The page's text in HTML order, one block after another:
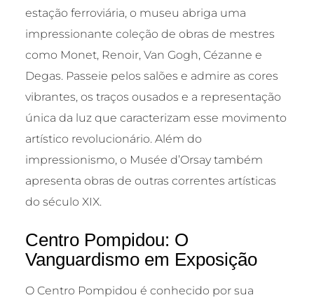
estação ferroviária, o museu abriga uma
impressionante coleção de obras de mestres
como Monet, Renoir, Van Gogh, Cézanne e
Degas. Passeie pelos salões e admire as cores
vibrantes, os traços ousados e a representação
única da luz que caracterizam esse movimento
artístico revolucionário. Além do
impressionismo, o Musée d’Orsay também
apresenta obras de outras correntes artísticas
do século XIX.
Centro Pompidou: O
Vanguardismo em Exposição
O Centro Pompidou é conhecido por sua